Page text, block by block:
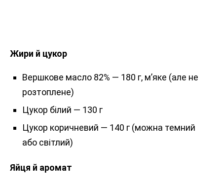
Жири й цукор
Вершкове масло 82% — 180 г, м’яке (але не
розтоплене)
Цукор білий — 130 г
Цукор коричневий — 140 г (можна темний
або світлий)
Яйця й аромат